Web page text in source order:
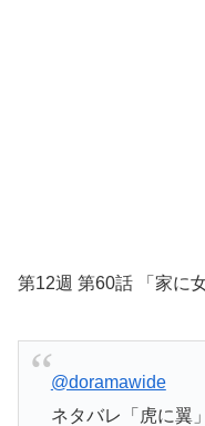
第12週 第60話 「家に
@doramawide
ネタバレ「虎に